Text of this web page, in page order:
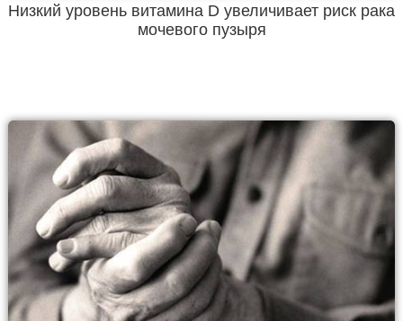
Низкий уровень витамина D увеличивает риск рака
мочевого пузыря